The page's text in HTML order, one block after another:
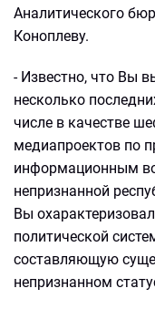
Аналитического
Коноплеву.
- Известно, что Вы
несколько
числе в качестве
медиапроектов по
информационным
непризнанной
Вы
политической
составляющую
непризнанном